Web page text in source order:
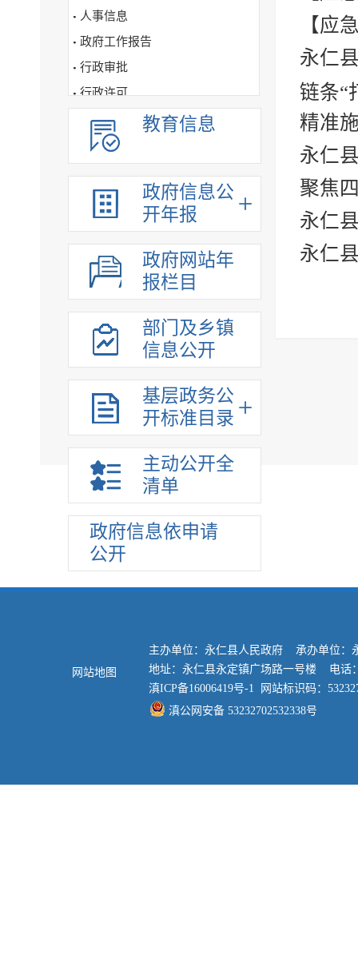
人事信息
政府工作报告
行政审批
行政许可
行政处罚、强制信息公开
财政信息
河湖长公示专栏
收费项目
行政事业性收费
法治政府建设
重大项目
重大决策预公开
重大决策听证
应急管理
灾害事故救援
生态环境
乡村振兴
教育信息
相关政策
教育机构
安全生产
文化旅游
教育信息
政府信息公
开年报
政府网站年
报栏目
部门及乡镇
信息公开
基层政务公
开标准目录
主动公开全
清单
政府信息依申请
公开
【应
永仁
链条“
精准
永仁
聚焦
永仁
永仁
网站地图
主办单位：永仁县人民政府 承办单位：
地址：永仁县永定镇广场路一号楼 电话
滇ICP备16006419号-1 网站标识码：
滇公网安备 53232702532338号